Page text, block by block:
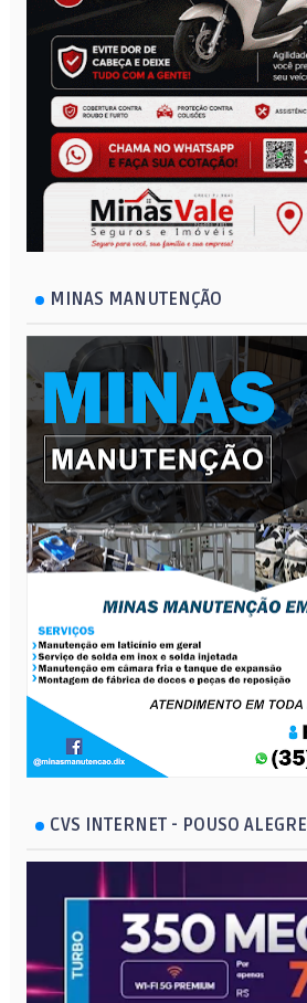
MINAS MANUTENÇÃO
CVS INTERNET - POUSO ALEGRE